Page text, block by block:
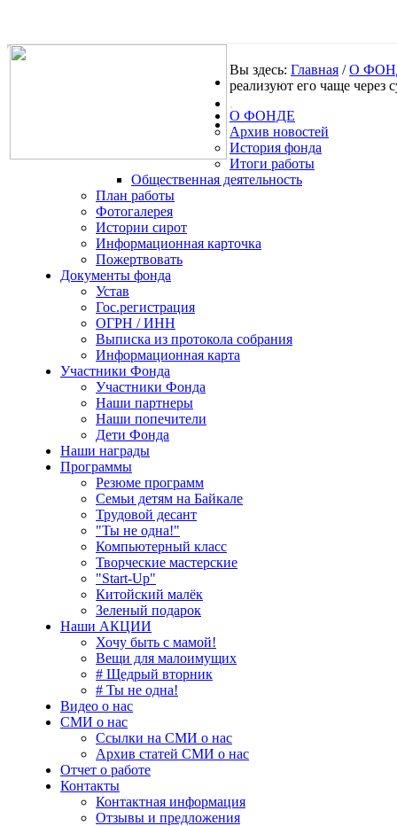
.
Вы здесь: Главная /О
реализуют его чаще через
О ФОНДЕ
Архив новостей
История фонда
Итоги работы
Общественная деятельность
План работы
Фотогалерея
Истории сирот
Информационная карточка
Пожертвовать
Документы фонда
Устав
Гос.регистрация
ОГРН / ИНН
Выписка из протокола собрания
Информационная карта
Участники Фонда
Участники Фонда
Наши партнеры
Наши попечители
Дети Фонда
Наши награды
Программы
Резюме программ
Семьи детям на Байкале
Трудовой десант
"Ты не одна!"
Компьютерный класс
Творческие мастерские
"Start-Up"
Китойский малёк
Зеленый подарок
Наши АКЦИИ
Хочу быть с мамой!
Вещи для малоимущих
# Щедрый вторник
# Ты не одна!
Видео о нас
СМИ о нас
Ссылки на СМИ о нас
Архив статей СМИ о нас
Отчет о работе
Контакты
Контактная информация
Отзывы и предложения